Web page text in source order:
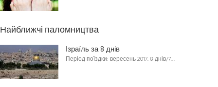
Найближчі паломництва
Ізраїль за 8 днів
Період поїздки: вересень 2017, 8 днів/7…